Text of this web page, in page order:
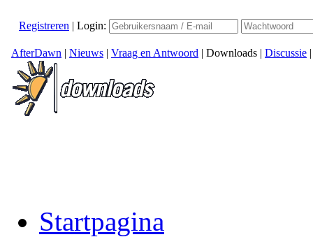
Registreren | Login:
AfterDawn | Nieuws | Vraag en Antwoord | Downloads | Discussie
Startpagina